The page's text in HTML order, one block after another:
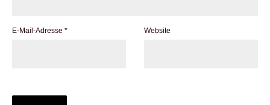
E-Mail-Adresse * Website